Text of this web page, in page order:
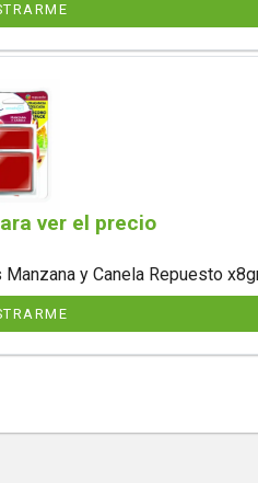
ver el precio
y Canela Repuesto